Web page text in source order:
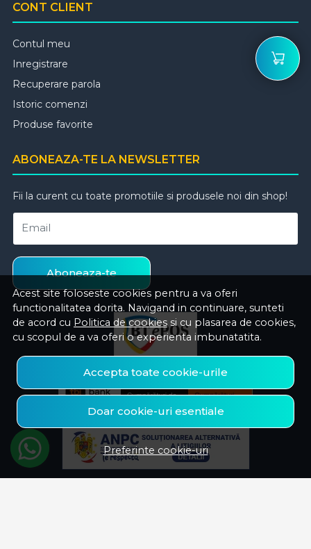
Acest site foloseste cookies pentru a va oferi
functionalitatea dorita. Navigand in continuare, sunteti
de acord cu Politica de cookies si cu plasarea de cookies,
cu scopul de a va oferi o experienta imbunatatita.
Accepta toate cookie-urile
Doar cookie-uri esentiale
Preferinte cookie-uri
CONT CLIENT
Contul meu
Inregistrare
Recuperare parola
Istoric comenzi
Produse favorite
ABONEAZA-TE LA NEWSLETTER
Fii la curent cu toate promotiile si produsele noi din shop!
Email
Aboneaza-te